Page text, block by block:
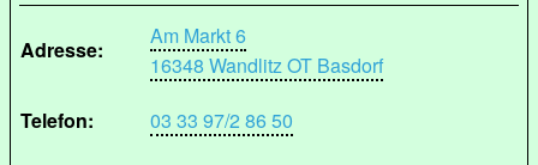
Adresse:
Am Markt 6
16348 Wandlitz OT Basdorf
Telefon:
03 33 97/2 86 50